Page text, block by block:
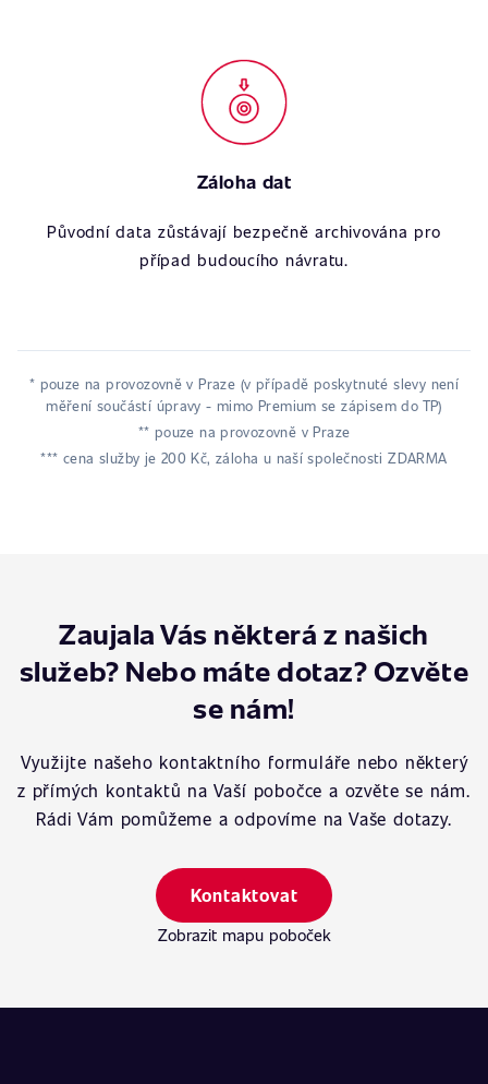
Záloha dat
Původní data zůstávají bezpečně archivována pro
případ budoucího návratu.
* pouze na provozovně v Praze (v případě poskytnuté slevy není
měření součástí úpravy - mimo Premium se zápisem do TP)
** pouze na provozovně v Praze
*** cena služby je 200 Kč, záloha u naší společnosti ZDARMA
Zaujala Vás některá z našich
služeb? Nebo máte dotaz? Ozvěte
se nám!
Využijte našeho kontaktního formuláře nebo některý
z přímých kontaktů na Vaší pobočce a ozvěte se nám.
Rádi Vám pomůžeme a odpovíme na Vaše dotazy.
Kontaktovat
Zobrazit mapu poboček